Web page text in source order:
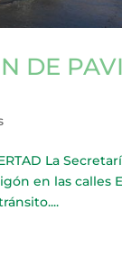
DE
La
en las calles